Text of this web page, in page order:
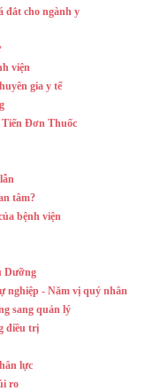
đắt cho ngành y
viện
gia y tế
Tiến Đơn Thuốc
tâm?
bệnh viện
Dưỡng
nghiệp - Năm vị quý nhân
sang quản lý
điều trị
lực
ro